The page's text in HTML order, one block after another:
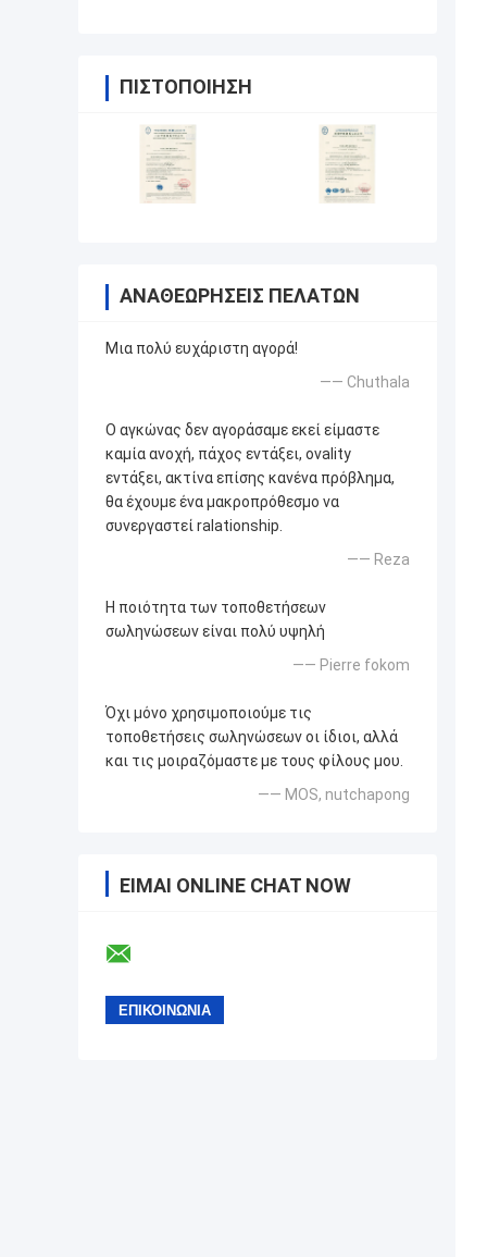
ΠΙΣΤΟΠΟΊΗΣΗ
ΑΝΑΘΕΩΡΉΣΕΙΣ ΠΕΛΑΤΏΝ
Μια πολύ ευχάριστη αγορά!
—— Chuthala
Ο αγκώνας δεν αγοράσαμε εκεί είμαστε
καμία ανοχή, πάχος εντάξει, ovality
εντάξει, ακτίνα επίσης κανένα πρόβλημα,
θα έχουμε ένα μακροπρόθεσμο να
συνεργαστεί ralationship.
—— Reza
Η ποιότητα των τοποθετήσεων
σωληνώσεων είναι πολύ υψηλή
—— Pierre fokom
Όχι μόνο χρησιμοποιούμε τις
τοποθετήσεις σωληνώσεων οι ίδιοι, αλλά
και τις μοιραζόμαστε με τους φίλους μου.
—— MOS, nutchapong
ΕΊΜΑΙ ONLINE CHAT NOW